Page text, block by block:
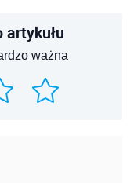
ważna